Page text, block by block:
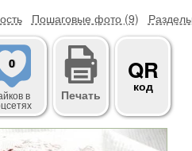
Пошаговые фото (9)
0
в Печать
QR
код